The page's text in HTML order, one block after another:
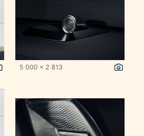
5 000 x 2 813